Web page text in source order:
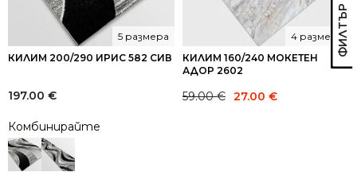
КИЛИМ 200/290 ИРИС 582 СИВ
5 размера
197.00 €
Комбинирайте
КИЛИМ 160/240 МОКЕТЕН
АДОР 2602
4 размера
59.00€
Original27.00 €
Current